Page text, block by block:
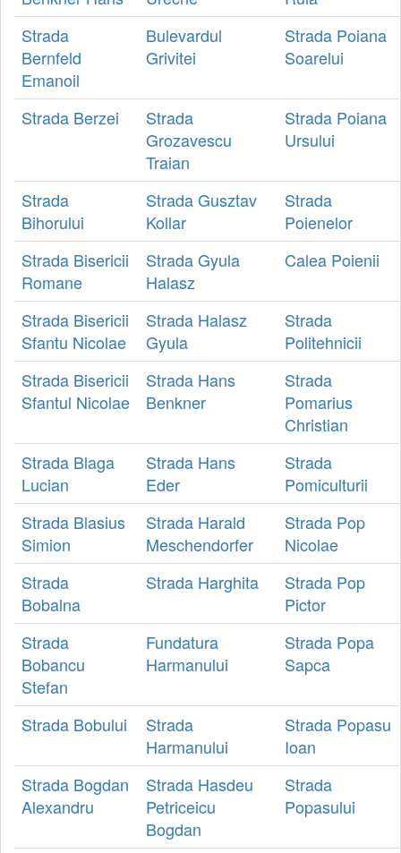
Strada
Bernfeld
Emanoil
Bulevardul
Grivitei
Strada Poiana
Soarelui
Strada Berzei
Strada
Grozavescu
Traian
Strada Poiana
Ursului
Strada
Bihorului
Strada Gusztav
Kollar
Strada
Poienelor
Strada Bisericii
Romane
Strada Gyula
Halasz
Calea Poienii
Strada Bisericii
Sfantu Nicolae
Strada Halasz
Gyula
Strada
Politehnicii
Strada Bisericii
Sfantul Nicolae
Strada Hans
Benkner
Strada
Pomarius
Christian
Strada Blaga
Lucian
Strada Hans
Eder
Strada
Pomiculturii
Strada Blasius
Simion
Strada Harald
Meschendorfer
Strada Pop
Nicolae
Strada
Bobalna
Strada Harghita
Strada Pop
Pictor
Strada
Bobancu
Stefan
Fundatura
Harmanului
Strada Popa
Sapca
Strada Bobului
Strada
Harmanului
Strada Popasu
Ioan
Strada Bogdan
Alexandru
Strada Hasdeu
Petriceicu
Bogdan
Strada
Popasului